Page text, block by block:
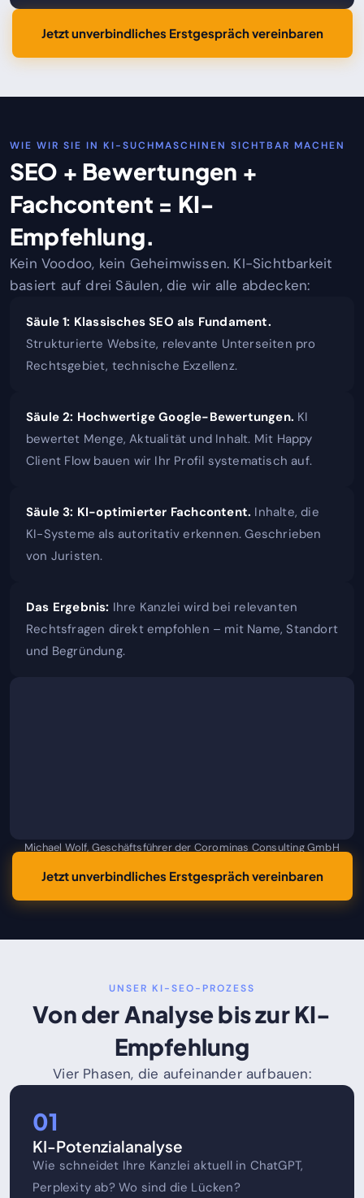
Jetzt unverbindliches Erstgespräch vereinbaren
WIE WIR SIE IN KI-SUCHMASCHINEN SICHTBAR MACHEN
SEO + Bewertungen +
Fachcontent = KI-
Empfehlung.
Kein Voodoo, kein Geheimwissen. KI-Sichtbarkeit
basiert auf drei Säulen, die wir alle abdecken:
Säule 1: Klassisches SEO als Fundament.
Strukturierte Website, relevante Unterseiten pro
Rechtsgebiet, technische Exzellenz.
Säule 2: Hochwertige Google-Bewertungen. KI
bewertet Menge, Aktualität und Inhalt. Mit Happy
Client Flow bauen wir Ihr Profil systematisch auf.
Säule 3: KI-optimierter Fachcontent. Inhalte, die
KI-Systeme als autoritativ erkennen. Geschrieben
von Juristen.
Das Ergebnis: Ihre Kanzlei wird bei relevanten
Rechtsfragen direkt empfohlen – mit Name, Standort
und Begründung.
Michael Wolf, Geschäftsführer der Corominas Consulting GmbH
Jetzt unverbindliches Erstgespräch vereinbaren
UNSER KI-SEO-PROZESS
Von der Analyse bis zur KI-
Empfehlung
Vier Phasen, die aufeinander aufbauen:
01
KI-Potenzialanalyse
Wie schneidet Ihre Kanzlei aktuell in ChatGPT,
Perplexity ab? Wo sind die Lücken?